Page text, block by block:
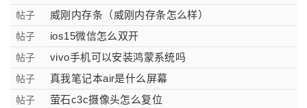
帖子 威刚内存条（威刚内存条怎么样）
帖子 ios15微信怎么双开
帖子 vivo手机可以安装鸿蒙系统吗
帖子 真我笔记本air是什么屏幕
帖子 萤石c3c摄像头怎么复位